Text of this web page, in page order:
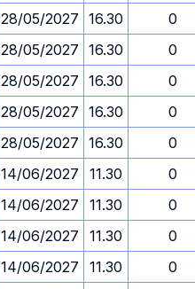
28/05/2027 16.30 0
28/05/2027 16.30 0
28/05/2027 16.30 0
28/05/2027 16.30 0
28/05/2027 16.30 0
14/06/2027 11.30 0
14/06/2027 11.30 0
14/06/2027 11.30 0
14/06/2027 11.30 0